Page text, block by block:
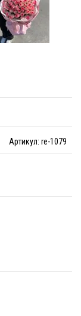
Артикул: re-1079